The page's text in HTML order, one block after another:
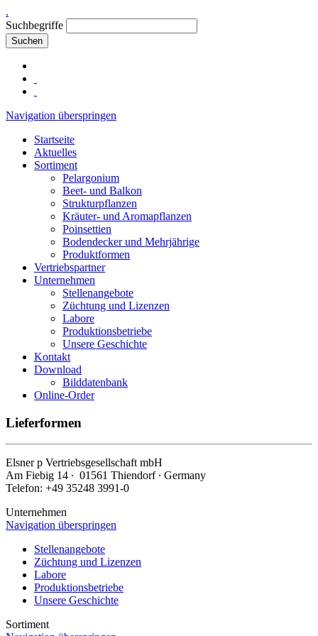
.
Suchbegriffe
Suchen
Navigation überspringen
Startseite
Aktuelles
Sortiment
Pelargonium
Beet- und Balkon
Strukturpflanzen
Kräuter- und Aromapflanzen
Poinsettien
Bodendecker und Mehrjährige
Produktformen
Vertriebspartner
Unternehmen
Stellenangebote
Züchtung und Lizenzen
Labore
Produktionsbetriebe
Unsere Geschichte
Kontakt
Download
Bilddatenbank
Online-Order
Lieferformen
Elsnerp Vertriebsgesellschaft mbH
Am Fiebig 14 ∙ 01561 Thiendorf ∙ Germany
Telefon: +49 35248 3991-0
Unternehmen
Navigation überspringen
Stellenangebote
Züchtung und Lizenzen
Labore
Produktionsbetriebe
Unsere Geschichte
Sortiment